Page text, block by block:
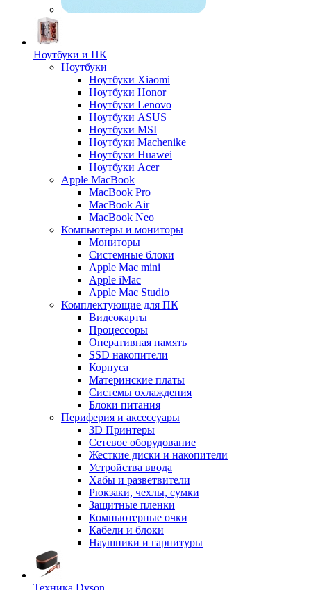
Ноутбуки и ПК
Ноутбуки
Ноутбуки Xiaomi
Ноутбуки Honor
Ноутбуки Lenovo
Ноутбуки ASUS
Ноутбуки MSI
Ноутбуки Machenike
Ноутбуки Huawei
Ноутбуки Acer
Apple MacBook
MacBook Pro
MacBook Air
MacBook Neo
Компьютеры и мониторы
Мониторы
Системные блоки
Apple Mac mini
Apple iMac
Apple Mac Studio
Комплектующие для ПК
Видеокарты
Процессоры
Оперативная память
SSD накопители
Корпуса
Материнские платы
Системы охлаждения
Блоки питания
Периферия и аксессуары
3D Принтеры
Сетевое оборудование
Жесткие диски и накопители
Устройства ввода
Хабы и разветвители
Рюкзаки, чехлы, сумки
Защитные пленки
Компьютерные очки
Кабели и блоки
Наушники и гарнитуры
Техника Dyson